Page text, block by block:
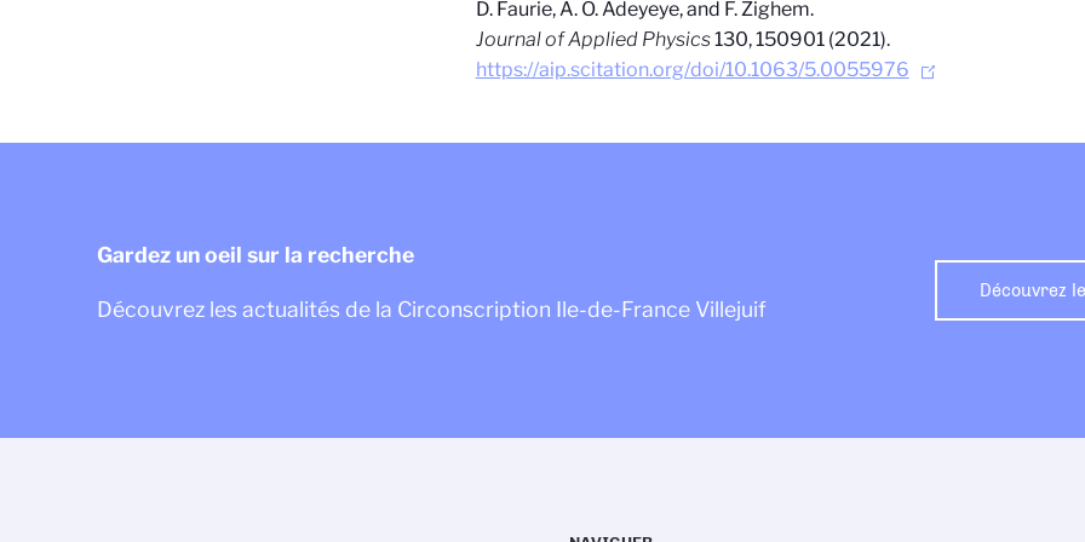
D. Faurie, A. O. Adeyeye, and F. Zighem.
Journal of Applied Physics130, 150901 (2021).
https://aip.scitation.org/doi/10.1063/5.0055976
Gardez un oeil sur la recherche
Découvrez les actualités de la Circonscription Ile-de-France Villejuif
Découvrez